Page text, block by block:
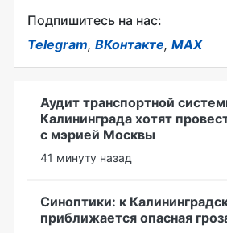
Подпишитесь на нас:
Telegram, ВКонтакте, MAX
Аудит транспортной
Калининграда хотят
с мэрией Москвы
41 минуту назад
Синоптики: к
приближается опасная